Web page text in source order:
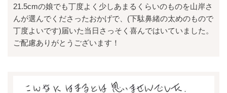
21.5cmの娘でも丁度よく少しあまるくらいのものを山岸さ
んが選んでくださったおかげで、(下駄鼻緒の太めのもので
丁度よいです)届いた当日さっそく喜んではいていました。
ご配慮ありがとうございます！